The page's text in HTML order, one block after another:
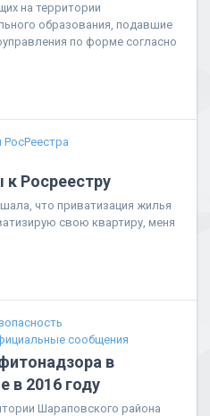
на территории
образования, подавшие
по форме согласно
Росреестру
что приватизация жилья
свою квартиру, меня
сообщения
в
в 2016 году
Шараповского района